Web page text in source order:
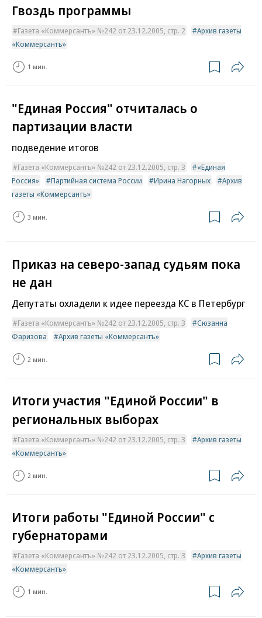
Гвоздь программы
Газета «Коммерсантъ» №242 от 23.12.2005, стр. 2
Архив газеты
«Коммерсантъ»
1 мин.
"Единая Россия" отчиталась о
партизации власти
подведение итогов
Газета «Коммерсантъ» №242 от 23.12.2005, стр. 3
«Единая
Россия»
Партийная система России Ирина Нагорных
Архив
газеты «Коммерсантъ»
3 мин.
Приказ на северо-запад судьям пока
не дан
Депутаты охладели к идее переезда КС в Петербург
Газета «Коммерсантъ» №242 от 23.12.2005, стр. 3
Сюзанна
Фаризова
Архив газеты «Коммерсантъ»
2 мин.
Итоги участия "Единой России" в
региональных выборах
Газета «Коммерсантъ» №242 от 23.12.2005, стр. 3
Архив газеты
«Коммерсантъ»
2 мин.
Итоги работы "Единой России" с
губернаторами
Газета «Коммерсантъ» №242 от 23.12.2005, стр. 3
Архив газеты
«Коммерсантъ»
1 мин.